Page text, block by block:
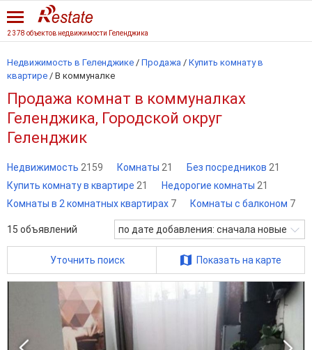
2 378 объектов недвижимости Геленджика
Недвижимость в Геленджике / Продажа / Купить комнату в
квартире / В коммуналке
Продажа комнат в коммуналках
Геленджика, Городской округ
Геленджик
Недвижимость 2159 Комнаты 21 Без посредников 21
Купить комнату в квартире 21 Недорогие комнаты 21
Комнаты в 2 комнатных квартирах 7 Комнаты с балконом 7
15 объявлений по дате добавления: сначала новые
Уточнить поиск Показать на карте